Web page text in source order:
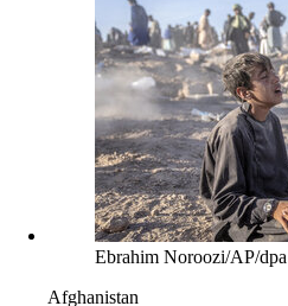
Ebrahim Noroozi/AP/dpa
Afghanistan